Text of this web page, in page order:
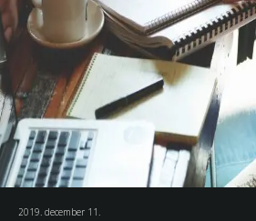
2019. december 11.